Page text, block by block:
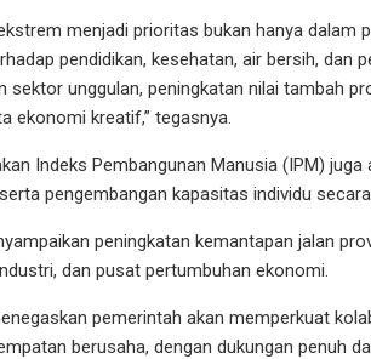
menjadi prioritas bukan hanya dalam
pendidikan, kesehatan, air bersih, dan
sektor unggulan, peningkatan nilai tambah
ekonomi kreatif,” tegasnya.
Indeks Pembangunan Manusia (IPM)
pengembangan kapasitas individu
peningkatan kemantapan jalan
dan pusat pertumbuhan ekonomi.
pemerintah akan memperkuat
berusaha, dengan dukungan penuh